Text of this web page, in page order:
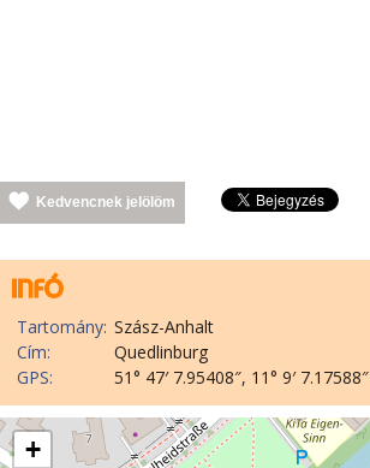
Kedvencnek jelölöm
Tartomány: Szász-Anhalt
Cím:
Quedlinburg
GPS:
51° 47′ 7.95408″, 11° 9′ 7.17588″
+